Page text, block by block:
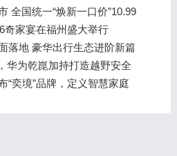
全国统一“焕新一口价”10.99
奇家宴在福州盛大举行
落地 豪华出行生态进阶新篇
华为乾崑加持打造越野安全
“奕境”品牌，定义智慧家庭